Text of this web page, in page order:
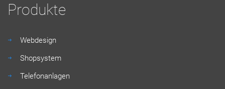
Produkte
Webdesign
Shopsystem
Telefonanlagen